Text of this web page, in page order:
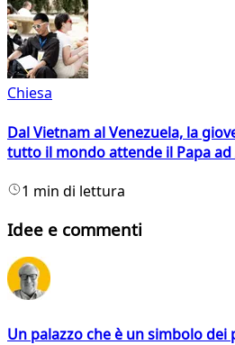
Chiesa
Dal Vietnam al Venezuela, la
tutto il mondo attende il Papa ad
1 min di lettura
Idee e commenti
Un palazzo che è un simbolo